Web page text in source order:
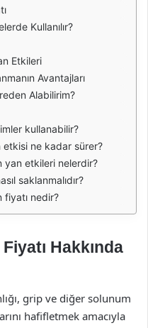
Kullanılır?
Etkileri
Avantajları
Alabilirim?
kullanabilir?
etkisi ne kadar sürer?
yan etkileri nelerdir?
saklanmalıdır?
fiyatı nedir?
Hakkında
grip ve diğer solunum
hafifletmek amacıyla